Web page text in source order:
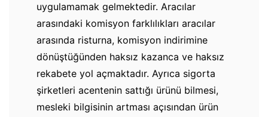
uygulamamak gelmektedir. Aracılar
arasındaki komisyon farklılıkları aracılar
arasında risturna, komisyon indirimine
dönüştüğünden haksız kazanca ve haksız
rekabete yol açmaktadır. Ayrıca sigorta
şirketleri acentenin sattığı ürünü bilmesi,
mesleki bilgisinin artması açısından ürün